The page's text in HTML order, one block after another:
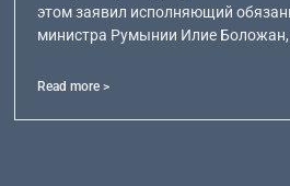
этом заявил исполняющий
министра Румынии Илие Боложан,
Read more >